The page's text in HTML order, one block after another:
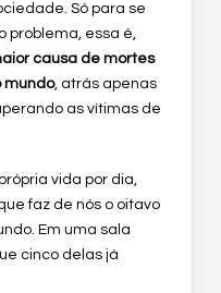
Só para se
problema, essa é,
causa de mortes
mundo, atrás apenas
as vítimas de
vida por dia,
faz de nós o oitavo
Em uma sala
cinco delas já